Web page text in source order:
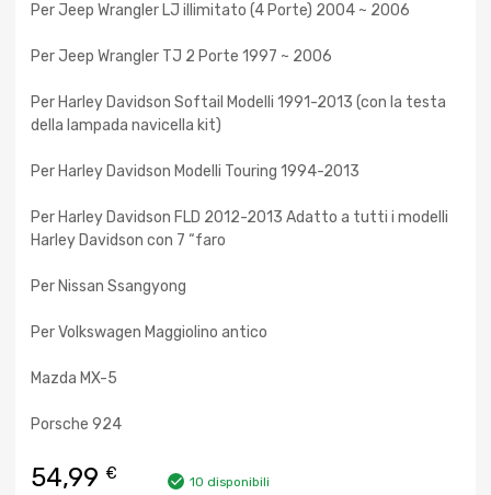
Per Jeep Wrangler LJ illimitato (4 Porte) 2004 ~ 2006
Per Jeep Wrangler TJ 2 Porte 1997 ~ 2006
Per Harley Davidson Softail Modelli 1991-2013 (con la testa
della lampada navicella kit)
Per Harley Davidson Modelli Touring 1994-2013
Per Harley Davidson FLD 2012-2013 Adatto a tutti i modelli
Harley Davidson con 7 “faro
Per Nissan Ssangyong
Per Volkswagen Maggiolino antico
Mazda MX-5
Porsche 924
54,99 € 10 disponibili